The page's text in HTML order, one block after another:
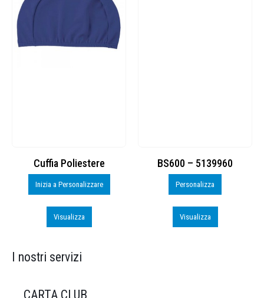
Cuffia Poliestere
Inizia a Personalizzare
Visualizza
BS600 – 5139960
Personalizza
Visualizza
I nostri servizi
CARTA CLUB